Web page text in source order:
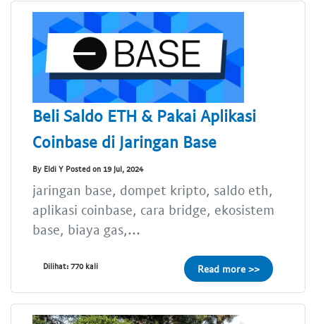
Beli Saldo ETH & Pakai Aplikasi
Coinbase di Jaringan Base
By Eldi Y Posted on 19 Jul, 2024
jaringan base, dompet kripto, saldo eth,
aplikasi coinbase, cara bridge, ekosistem
base, biaya gas,...
Dilihat: 770 kali Read more >>